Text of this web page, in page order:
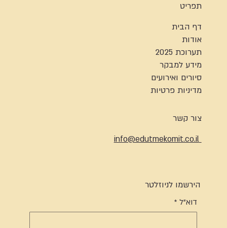
תפריט
דף הבית
אודות
תערוכת 2025
מידע למבקר
סיורים ואירועים
מדיניות פרטיות
צור קשר
info@edutmekomit.co.il
הירשמו לניוזלטר
דוא"ל *